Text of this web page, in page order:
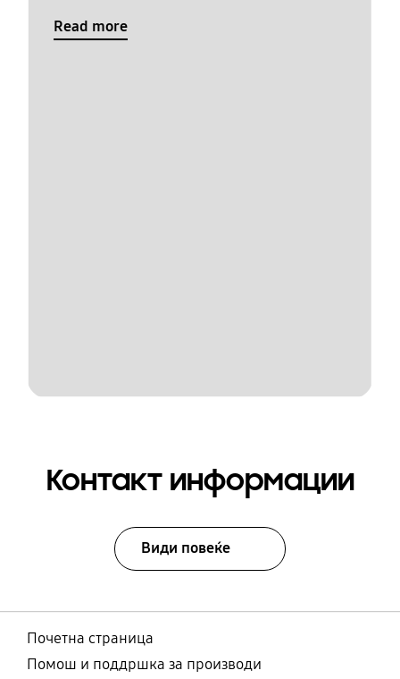
Read more
Контакт информации
Види повеќе
Почетна страница
Помош и поддршка за производи